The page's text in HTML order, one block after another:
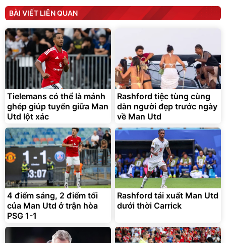
Tielemans có thể là mảnh
ghép giúp tuyến giữa Man
Utd lột xác
Rashford tiệc tùng cùng
dàn người đẹp trước ngày
về Man Utd
4 điểm sáng, 2 điểm tối
của Man Utd ở trận hòa
PSG 1-1
Rashford tái xuất Man Utd
dưới thời Carrick